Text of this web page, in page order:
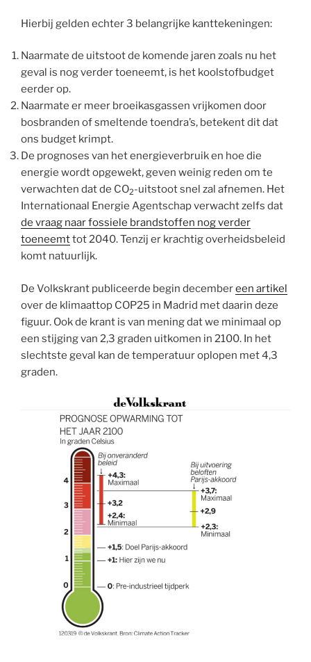
Hierbij gelden echter 3 belangrijke kanttekeningen:
Naarmate de uitstoot de komende jaren zoals nu het
geval is nog verder toeneemt, is het koolstofbudget
eerder op.
Naarmate er meer broeikasgassen vrijkomen door
bosbranden of smeltende toendra’s, betekent dit dat
ons budget krimpt.
De prognoses van het energieverbruik en hoe die
energie wordt opgewekt, geven weinig reden om te
verwachten dat de CO2-uitstoot snel zal afnemen. Het
Internationaal Energie Agentschap verwacht zelfs dat
de vraag naar fossiele brandstoffen nog verder
toeneemttot 2040. Tenzij er krachtig overheidsbeleid
komt natuurlijk.
De Volkskrant publiceerde begin decembereen artikel
over de klimaattop COP25 in Madrid met daarin deze
figuur. Ook de krant is van mening dat we minimaal op
een stijging van 2,3 graden uitkomen in 2100. In het
slechtste geval kan de temperatuur oplopen met 4,3
graden.